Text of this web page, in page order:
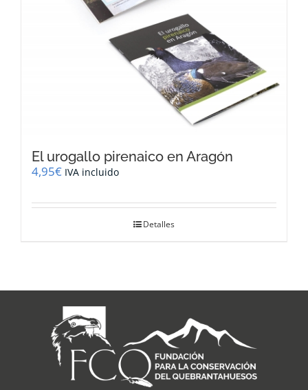
El urogallo pirenaico en Aragón
4,95€ IVA incluido
Detalles